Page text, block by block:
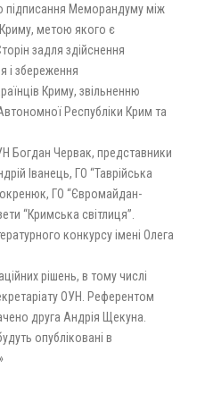
підписання Меморандуму між
метою якого є
задля здійснення
і збереження
Криму, звільненню
Республіки Крим та
Богдан Червак, представники
Іванець, ГО “Таврійська
ГО “Євромайдан-
“Кримська світлиця”.
конкурсу імені Олега
рішень, в тому числі
ОУН. Референтом
друга Андрія Щекуна.
опубліковані в